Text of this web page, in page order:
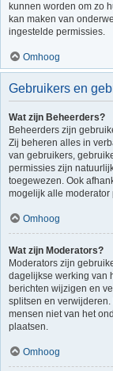
kunnen worden om zo
kan maken van
ingestelde permissies.
Omhoog
Gebruikers en
Wat zijn Beheerders?
Beheerders zijn
Zij beheren alles in
van gebruikers,
permissies zijn
toegewezen. Ook
mogelijk alle moderator
Omhoog
Wat zijn Moderators?
Moderators zijn
dagelijkse werking van
berichten wijzigen en
splitsen en
mensen niet van het
plaatsen.
Omhoog